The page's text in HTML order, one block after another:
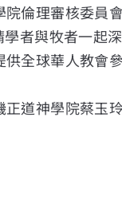
倫理審核委員
者與牧者⼀起
全球華人教會
道神學院蔡玉